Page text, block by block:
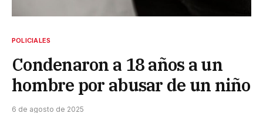
POLICIALES
Condenaron a 18 años a un
hombre por abusar de un niño
6 de agosto de 2025